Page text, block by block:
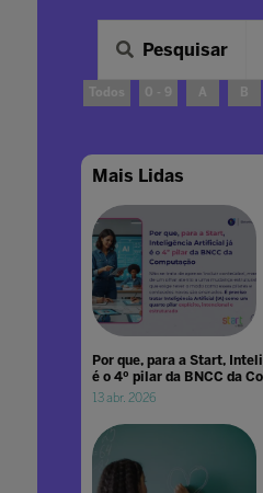
Pesquisar
Todos 0 - 9 A B
Mais Lidas
Por que, para a Start,
é o 4º pilar da BNCC da
13 abr. 2026